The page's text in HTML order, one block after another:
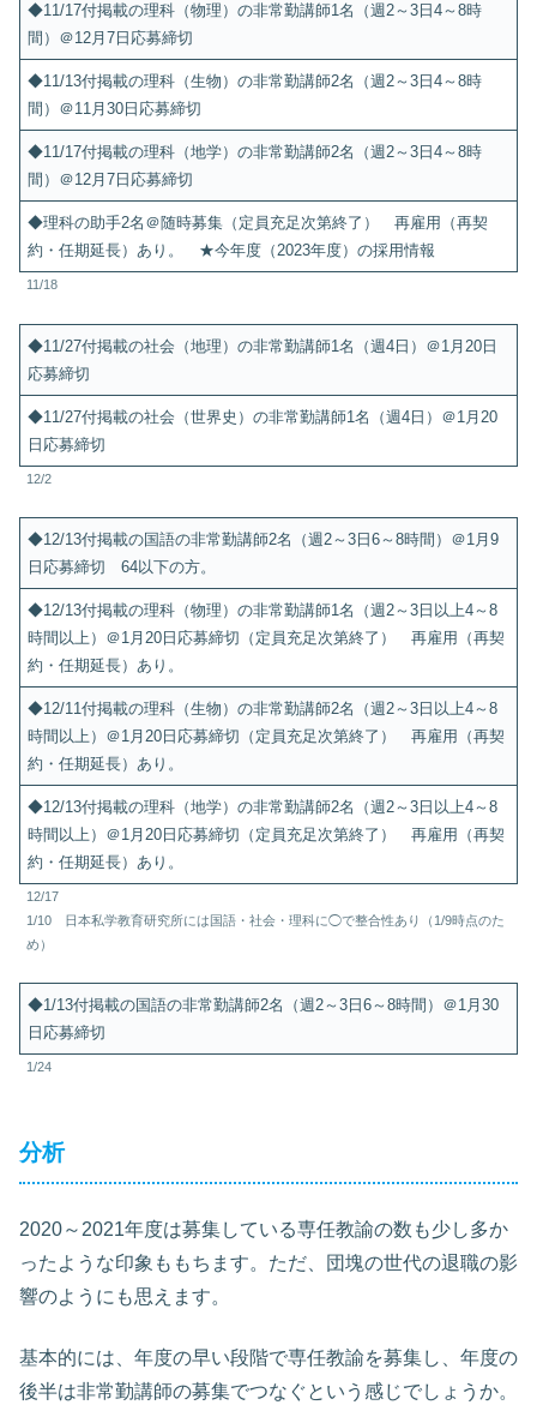
◆11/17付掲載の理科（物理）の非常勤講師1名（週2～3日4～8時
間）＠12月7日応募締切
◆11/13付掲載の理科（生物）の非常勤講師2名（週2～3日4～8時
間）＠11月30日応募締切
◆11/17付掲載の理科（地学）の非常勤講師2名（週2～3日4～8時
間）＠12月7日応募締切
◆理科の助手2名＠随時募集（定員充足次第終了） 再雇用（再契
約・任期延長）あり。 ★今年度（2023年度）の採用情報
11/18
◆11/27付掲載の社会（地理）の非常勤講師1名（週4日）＠1月20日
応募締切
◆11/27付掲載の社会（世界史）の非常勤講師1名（週4日）＠1月20
日応募締切
12/2
◆12/13付掲載の国語の非常勤講師2名（週2～3日6～8時間）＠1月9
日応募締切 64以下の方。
◆12/13付掲載の理科（物理）の非常勤講師1名（週2～3日以上4～8
時間以上）＠1月20日応募締切（定員充足次第終了） 再雇用（再契
約・任期延長）あり。
◆12/11付掲載の理科（生物）の非常勤講師2名（週2～3日以上4～8
時間以上）＠1月20日応募締切（定員充足次第終了） 再雇用（再契
約・任期延長）あり。
◆12/13付掲載の理科（地学）の非常勤講師2名（週2～3日以上4～8
時間以上）＠1月20日応募締切（定員充足次第終了） 再雇用（再契
約・任期延長）あり。
12/17
1/10 日本私学教育研究所には国語・社会・理科に◯で整合性あり（1/9時点のた
め）
◆1/13付掲載の国語の非常勤講師2名（週2～3日6～8時間）＠1月30
日応募締切
1/24
分析
2020～2021年度は募集している専任教諭の数も少し多か
ったような印象ももちます。ただ、団塊の世代の退職の影
響のようにも思えます。
基本的には、年度の早い段階で専任教諭を募集し、年度の
後半は非常勤講師の募集でつなぐという感じでしょうか。